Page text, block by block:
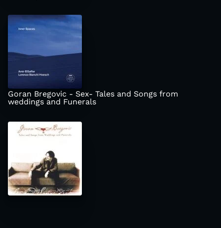
Goran Bregovic - Sex- Tales and Songs from
weddings and Funerals